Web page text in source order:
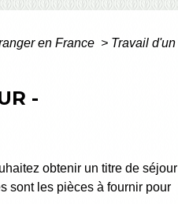
en France > Travail d'un
-
obtenir un titre de séjour
sont les pièces à fournir pour